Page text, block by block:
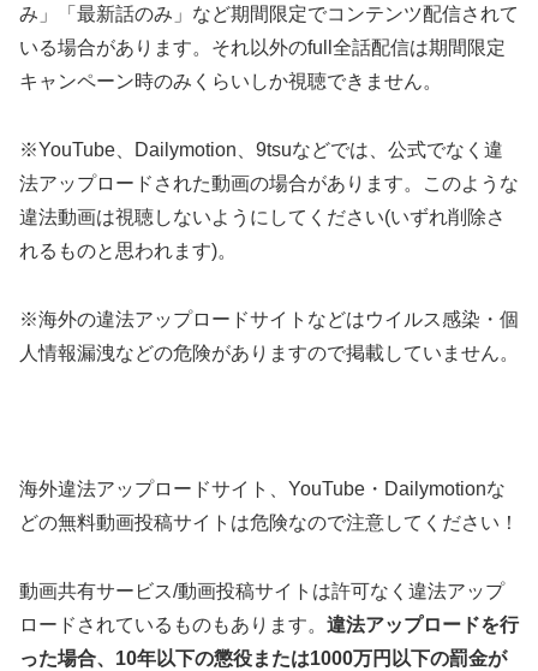
み」「最新話のみ」など期間限定でコンテンツ配信されて
いる場合があります。それ以外のfull全話配信は期間限定
キャンペーン時のみくらいしか視聴できません。
※YouTube、Dailymotion、9tsuなどでは、公式でなく違
法アップロードされた動画の場合があります。このような
違法動画は視聴しないようにしてください(いずれ削除さ
れるものと思われます)。
※海外の違法アップロードサイトなどはウイルス感染・個
人情報漏洩などの危険がありますので掲載していません。
海外違法アップロードサイト、YouTube・Dailymotionな
どの無料動画投稿サイトは危険なので注意してください！
動画共有サービス/動画投稿サイトは許可なく違法アップ
ロードされているものもあります。 違法アップロードを行
った場合、10年以下の懲役または1000万円以下の罰金が